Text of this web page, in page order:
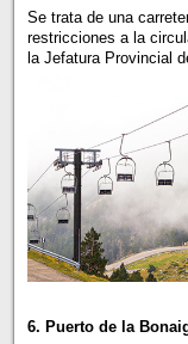
Se trata de una
restricciones a la
la Jefatura Provincial
6. Puerto de la